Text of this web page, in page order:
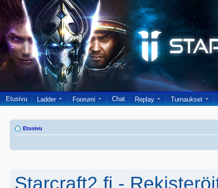
Etusivu Ladder Foorumi Chat Replay Turnaukset
Etusivu
Starcraft2.fi -